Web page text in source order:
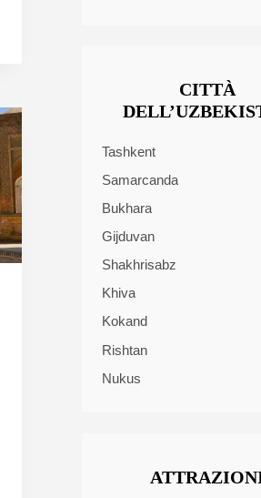
CITTÀ
Tashkent
Samarcanda
Bukhara
Gijduvan
Shakhrisabz
Khiva
Kokand
Rishtan
Nukus